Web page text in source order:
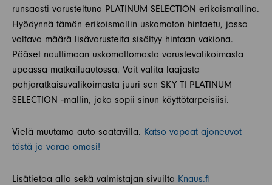
runsaasti varusteltuna PLATINUM SELECTION erikoismallina.
Hyödynnä tämän erikoismallin uskomaton hintaetu, jossa
valtava määrä lisävarusteita sisältyy hintaan vakiona.
Pääset nauttimaan uskomattomasta varustevalikoimasta
upeassa matkailuautossa. Voit valita laajasta
pohjaratkaisuvalikoimasta juuri sen SKY TI PLATINUM
SELECTION ‐mallin, joka sopii sinun käyttötarpeisiisi.
Vielä muutama auto saatavilla. Katso vapaat ajoneuvot
tästä ja varaa omasi!
Lisätietoa alla sekä valmistajan sivuilta Knaus.fi